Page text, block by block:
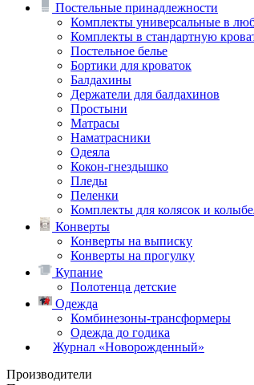
Постельные принaдлежности
Комплекты универсальные в
Комплекты в стандартную
Постельное белье
Бортики для кроваток
Балдахины
Держатели для балдахинов
Простыни
Матрасы
Наматрасники
Одеяла
Кокон-гнездышко
Пледы
Пеленки
Комплекты для колясок и
Конверты
Конверты на выписку
Конверты на прогулку
Купание
Полотенца детские
Одежда
Комбинезоны-трансформеры
Одежда до годика
Журнал «Новорожденный»
Производители